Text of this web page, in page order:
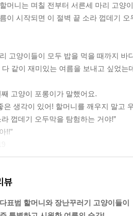
머니는 며칠 전부터 서른세 마리 고양
이 시작되면 이 절벽 끝 소라 껍데기
고양이들이 모두 밥을 먹을 때까지
다 같이 재미있는 여름을 보내고 싶었는
째 고양이 포롱이가 말했어요.
은 생각이 있어! 할머니를 깨우지 말고
껍데기 오두막을 탐험하는 거야!”
!!”
리지?”
을 가져왔어. 귀 끝까지 꽁꽁꽁. 시원하
뷰
표범 할머니와 장난꾸러기 고양이들이